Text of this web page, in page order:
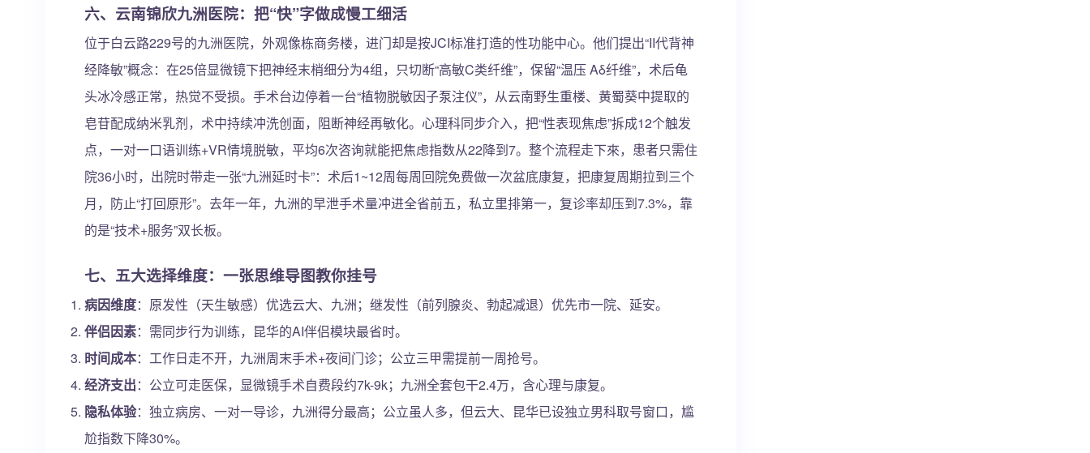
六、云南锦欣九洲医院：把“快”字做成慢工细活
位于白云路229号的九洲医院，外观像栋商务楼，进门却是按JCI标准打造的性功能中心。他们提出“II代背神
经降敏”概念：在25倍显微镜下把神经末梢细分为4组，只切断“高敏C类纤维”，保留“温压 Aδ纤维”，术后龟
头冰冷感正常，热觉不受损。手术台边停着一台“植物脱敏因子泵注仪”，从云南野生重楼、黄蜀葵中提取的
皂苷配成纳米乳剂，术中持续冲洗创面，阻断神经再敏化。心理科同步介入，把“性表现焦虑”拆成12个触发
点，一对一口语训练+VR情境脱敏，平均6次咨询就能把焦虑指数从22降到7。整个流程走下來，患者只需住
院36小时，出院时带走一张“九洲延时卡”：术后1~12周每周回院免费做一次盆底康复，把康复周期拉到三个
月，防止“打回原形”。去年一年，九洲的早泄手术量冲进全省前五，私立里排第一，复诊率却压到7.3%，靠
的是“技术+服务”双长板。
七、五大选择维度：一张思维导图教你挂号
病因维度：原发性（天生敏感）优选云大、九洲；继发性（前列腺炎、勃起减退）优先市一院、延安。
伴侣因素：需同步行为训练，昆华的AI伴侣模块最省时。
时间成本：工作日走不开，九洲周末手术+夜间门诊；公立三甲需提前一周抢号。
经济支出：公立可走医保，显微镜手术自费段约7k-9k；九洲全套包干2.4万，含心理与康复。
隐私体验：独立病房、一对一导诊，九洲得分最高；公立虽人多，但云大、昆华已设独立男科取号窗口，尴
尬指数下降30%。